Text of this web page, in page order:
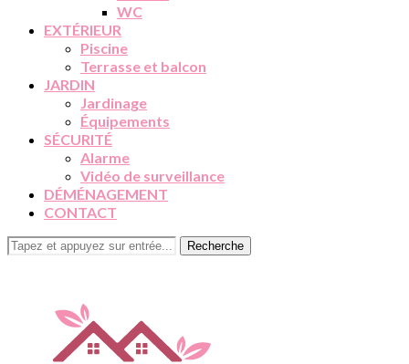
WC
EXTÉRIEUR
Piscine
Terrasse et balcon
JARDIN
Jardinage
Équipements
SÉCURITÉ
Alarme
Vidéo de surveillance
DÉMÉNAGEMENT
CONTACT
Recherche